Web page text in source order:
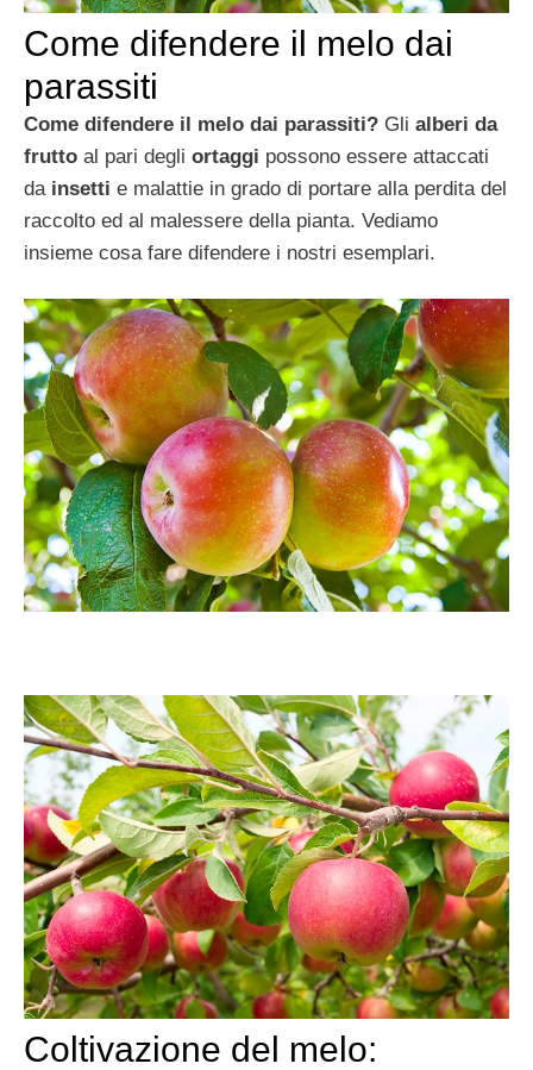
Come difendere il melo dai
parassiti
Come difendere il melo dai parassiti? Gli alberi da
frutto al pari degli ortaggi possono essere attaccati
da insetti e malattie in grado di portare alla perdita del
raccolto ed al malessere della pianta. Vediamo
insieme cosa fare difendere i nostri esemplari.
Coltivazione del melo: